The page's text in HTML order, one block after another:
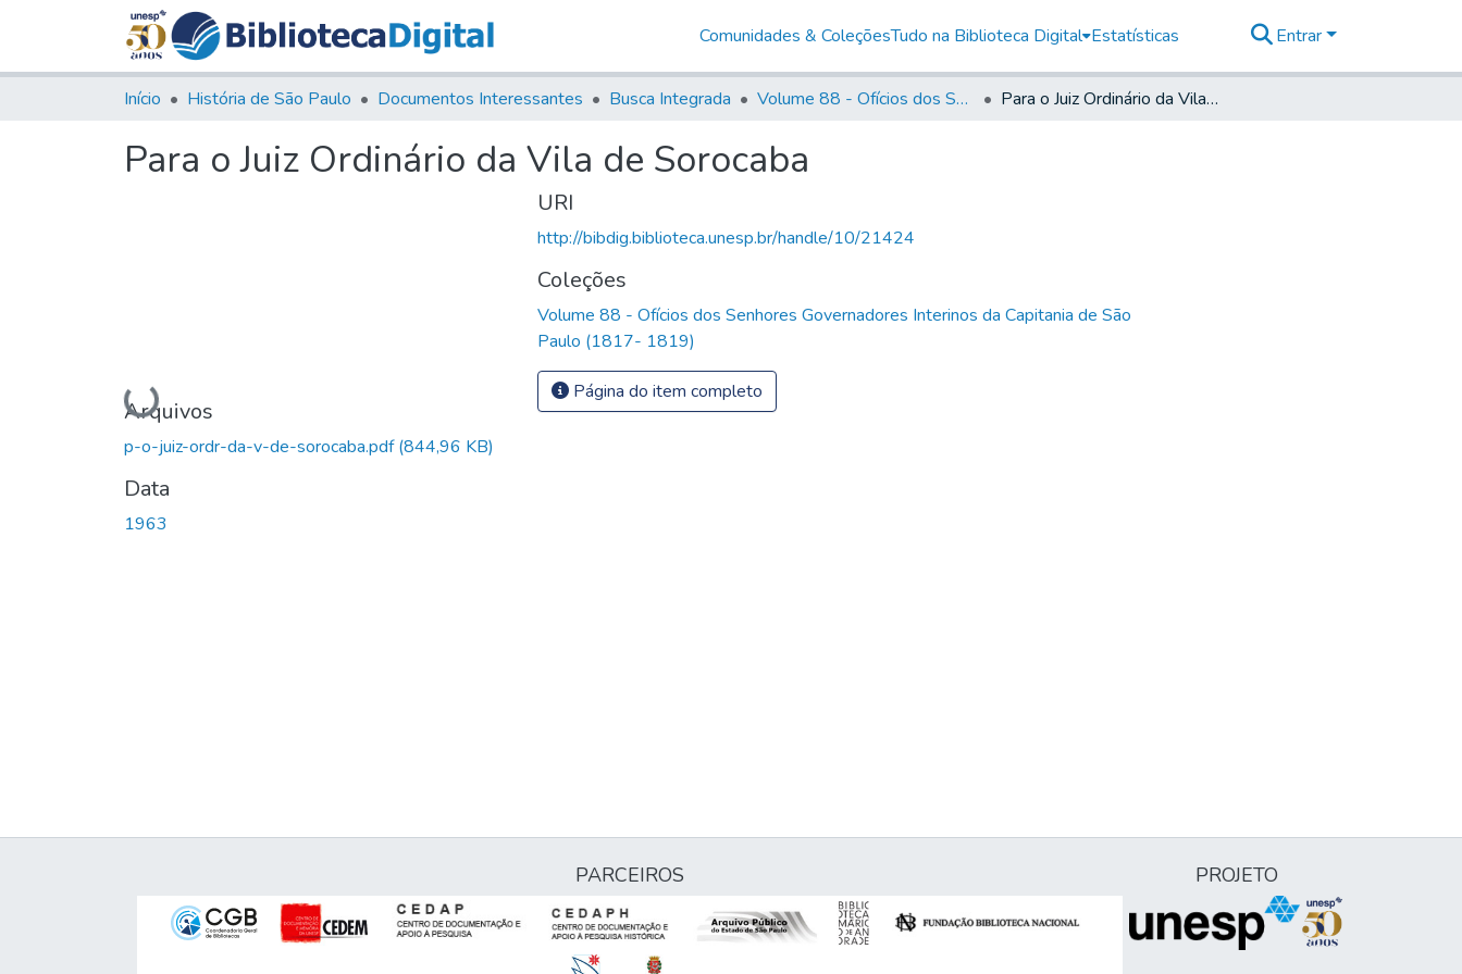
Comunidades & ColeçõesTudo na Biblioteca Digital Estatísticas Entrar
Início História de São Paulo Documentos Interessantes Busca Integrada Volume 88 - Ofícios dos Senhores Governadores Interinos da Capitania de São Paulo (1817- 1819) Para o Juiz Ordinário da Vila de Sorocaba
Para o Juiz Ordinário da Vila de Sorocaba
Carregando...
Arquivos
p-o-juiz-ordr-da-v-de-sorocaba.pdf(844,96 KB)
Data
1963
URI
http://bibdig.biblioteca.unesp.br/handle/10/21424
Coleções
Volume 88 - Ofícios dos Senhores Governadores Interinos da Capitania de São
Paulo (1817- 1819)
Página do item completo
PARCEIROS PROJETO